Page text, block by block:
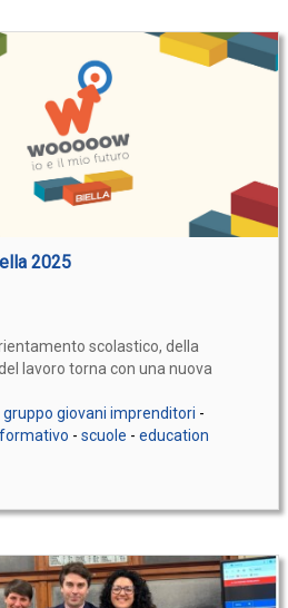
2025
scolastico, della
lavoro torna con una nuova
gruppo giovani imprenditori -
- scuole - education